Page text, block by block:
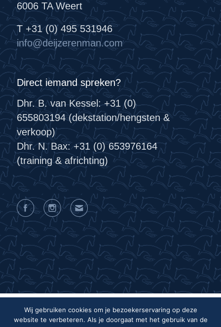
6006 TA Weert
T +31 (0) 495 531946
info@deijzerenman.com
Direct iemand spreken?
Dhr. B. van Kessel: +31 (0)
655803194 (dekstation/hengsten &
verkoop)
Dhr. N. Bax: +31 (0) 653976164
(training & africhting)
Privacyverklaring Algemene voorwaarden
Wij gebruiken cookies om je bezoekerservaring op deze
website te verbeteren. Als je doorgaat met het gebruik van de